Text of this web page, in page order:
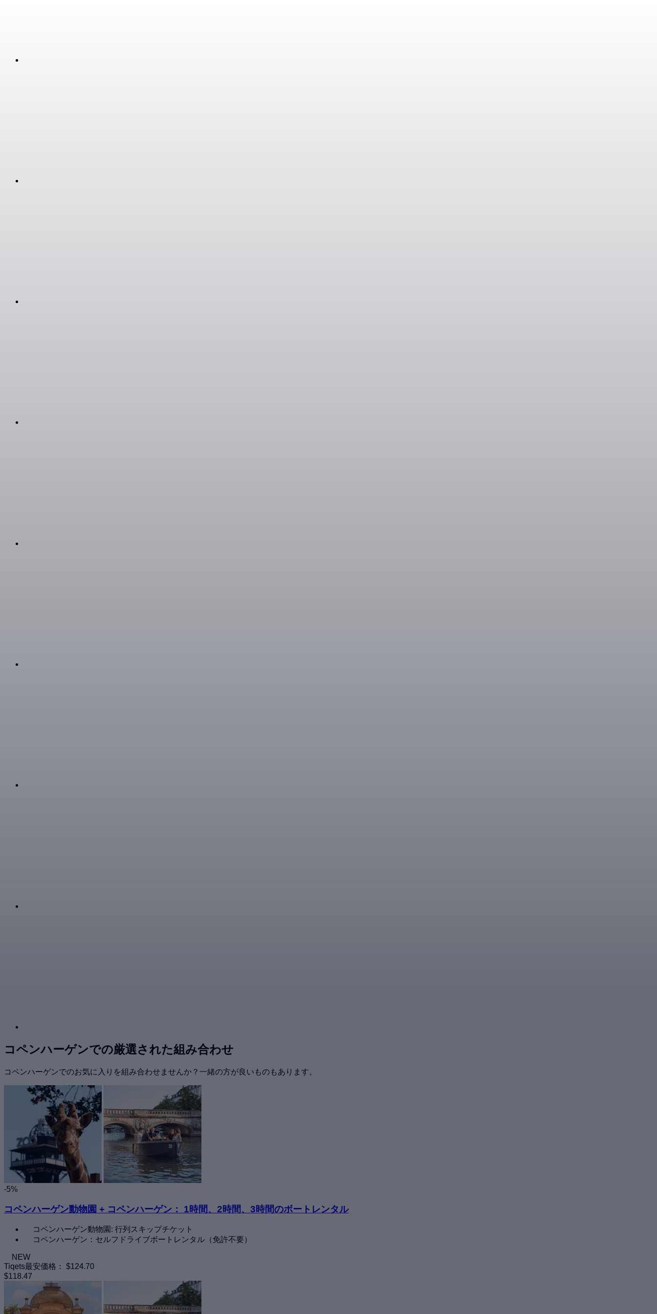
コペンハーゲンでの厳選された組み合わせ
コペンハーゲンでのお気に入りを組み合わせませんか？一緒の方が良いものもあります。
-5%
コペンハーゲン動物園 + コペンハーゲン： 1時間、2時間、3時間のボートレンタル
コペンハーゲン動物園: 行列スキップチケット
コペンハーゲン：セルフドライブボートレンタル（免許不要）
NEW
Tiqets最安価格：
$124.70
$118.47